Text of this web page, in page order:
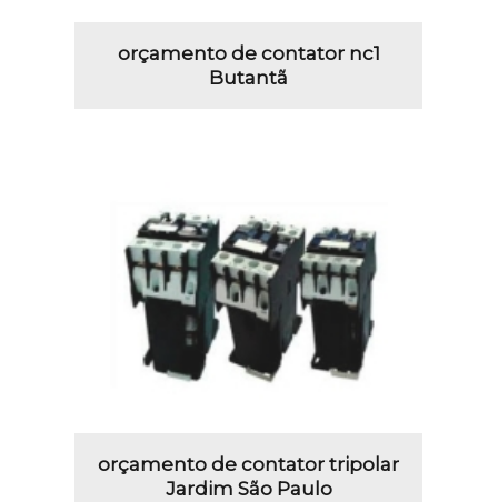
orçamento de contator nc1
Butantã
orçamento de contator tripolar
Jardim São Paulo